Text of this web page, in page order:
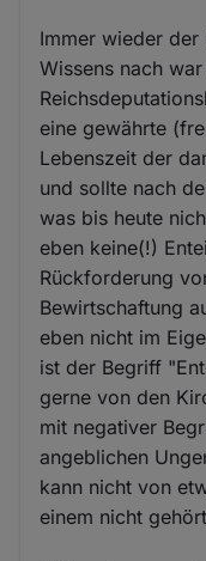
Immer wieder
Wissens nach
eine gewährte
Lebenszeit der
und sollte nach
was bis heute
eben keine(!)
Rückforderung
Bewirtschaftung
eben nicht im
ist der Begriff
gerne von den
mit negativer
angeblichen
kann nicht von
einem nicht